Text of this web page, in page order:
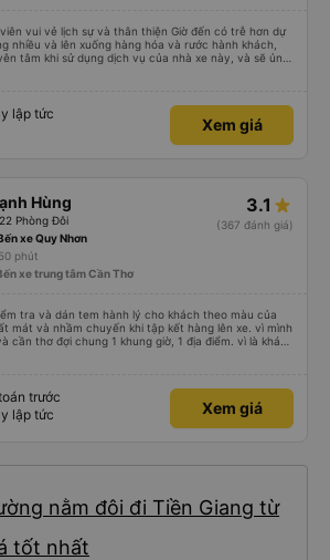
vui vẻ lịch sự và thân thiện Giờ đến có trễ hơn dự
nhiều và lên xuống hàng hóa và rước hành khách,
tâm khi sử dụng dịch vụ của nhà xe này, và sẽ ủng
thân sử dụng dịch vụ của nhà xe này
lập tức
Xem giá
Hùng
Phòng Đôi
3.1
(367 đánh giá)
xe Quy Nhơn
phút
xe trung tâm Cần Thơ
mát và nhầm chuyến khi tập kết hàng lên xe. vì mình
thơ đợi chung 1 khung giờ, 1 địa điểm. vì là khách
ty nên rất hài lòng và tin tưởng. tuy nhiên rất mong
ty là nhà xe được yêu thích và lựa chọn số 1 quy
thân thiết nhiều năm của nhà xe từ thời sinh viên"
trước
lập tức
Xem giá
nằm đôi đi Tiền Giang từ
tốt nhất